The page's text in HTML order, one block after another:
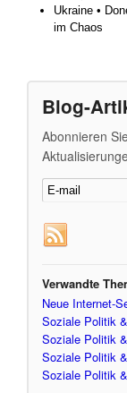
Ukraine •
im Chaos
Blog-
Abonnieren
Verwandte
Neue Internet-
Soziale Politik
Soziale Politik
Soziale Politik
Soziale Politik